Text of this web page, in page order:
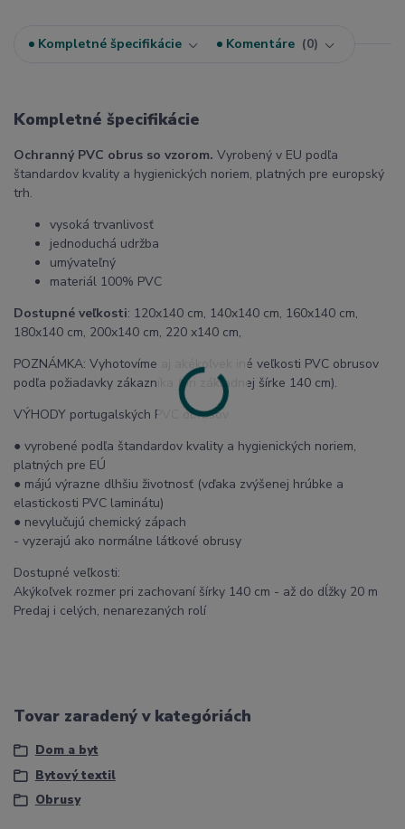
Kompletné špecifikácie Komentáre 0
Kompletné špecifikácie
Ochranný PVC obrus so vzorom. Vyrobený v EU podľa
štandardov kvality a hygienických noriem, platných pre europský
trh.
vysoká trvanlivosť
jednoduchá udržba
umývateľný
materiál 100% PVC
Dostupné veľkosti: 120x140 cm, 140x140 cm, 160x140 cm,
180x140 cm, 200x140 cm, 220 x140 cm,
POZNÁMKA: Vyhotovíme aj akékoľvek iné veľkosti PVC obrusov
podľa požiadavky zákazníka (pri základnej šírke 140 cm).
VÝHODY portugalských PVC obrusov
● vyrobené podľa štandardov kvality a hygienických noriem,
platných pre EÚ
● májú výrazne dlhšiu životnosť (vďaka zvýšenej hrúbke a
elastickosti PVC laminátu)
● nevylučujú chemický zápach
- vyzerajú ako normálne látkové obrusy
Dostupné veľkosti:
Akýkoľvek rozmer pri zachovaní šírky 140 cm - až do dĺžky 20 m
Predaj i celých, nenarezaných rolí
Tovar zaradený v kategóriách
Dom a byt
Bytový textil
Obrusy